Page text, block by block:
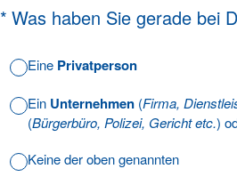
* Was haben Sie gerade bei
(Erforderlich.)
Eine Privatperson
Ein Unternehmen (Firma,
(Bürgerbüro, Polizei, Gericht etc.)
Keine der oben genannten